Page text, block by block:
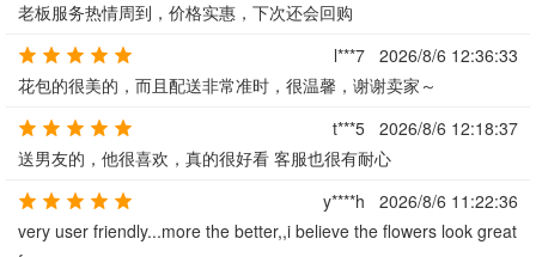
老板服务热情周到，价格实惠，下次还会回购
l***7
2026/8/6 12:36:33
花包的很美的，而且配送非常准时，很温馨，谢谢卖家～
t***5
2026/8/6 12:18:37
送男友的，他很喜欢，真的很好看 客服也很有耐心
y****h
2026/8/6 11:22:36
very user friendly...more the better,,i believe the flowers look great